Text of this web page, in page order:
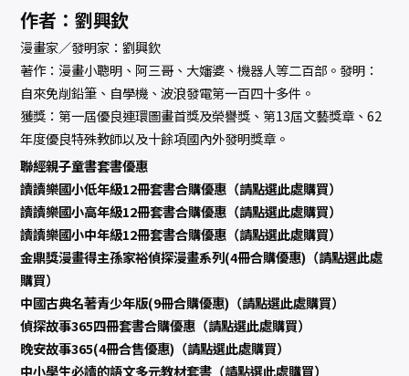
作者：劉興欽
漫畫家／發明家：劉興欽
著作：漫畫小聰明、阿三哥、大嬸婆、機器人等二百部。發明：
自來免削鉛筆、自學機、波浪發電第一百四十多件。
獲獎：第一屆優良連環圖畫首獎及榮譽獎、第13屆文藝獎章、62
年度優良特殊教師以及十餘項國內外發明獎章。
聯經親子童書套書優惠
讀讀樂國小低年級12冊套書合購優惠（請點選此處購買）
讀讀樂國小高年級12冊套書合購優惠（請點選此處購買）
讀讀樂國小中年級12冊套書合購優惠（請點選此處購買）
金鼎獎漫畫得主孫家裕偵探漫畫系列(4冊合購優惠)（請點選此處
購買）
中國古典名著青少年版(9冊合購優惠)（請點選此處購買）
偵探故事365四冊套書合購優惠（請點選此處購買）
晚安故事365(4冊合售優惠)（請點選此處購買）
中小學生必讀的語文多元教材套書（請點選此處購買）